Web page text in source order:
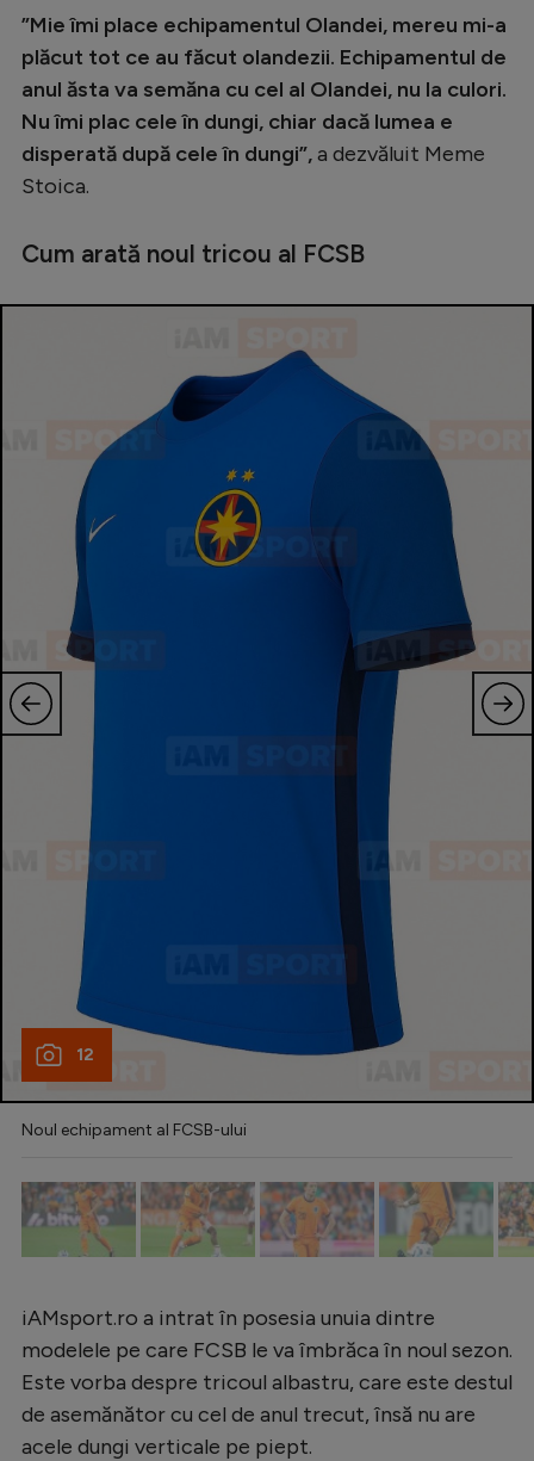
Stranieri
Clasamente
Handbal
Natație
Gimnastică
Ciclism
Alte sporturi
”Mie îmi place echipamentul Olandei, mereu mi-a
plăcut tot ce au făcut olandezii. Echipamentul de
anul ăsta va semăna cu cel al Olandei, nu la culori.
Nu îmi plac cele în dungi, chiar dacă lumea e
disperată după cele în dungi”,a dezvăluit Meme
Stoica.
Cum arată noul tricou al FCSB
12
Noul echipament al FCSB-ului
iAMsport.ro a intrat în posesia unuia dintre
modelele pe care FCSB le va îmbrăca în noul sezon.
Este vorba despre tricoul albastru, care este destul
de asemănător cu cel de anul trecut, însă nu are
acele dungi verticale pe piept.